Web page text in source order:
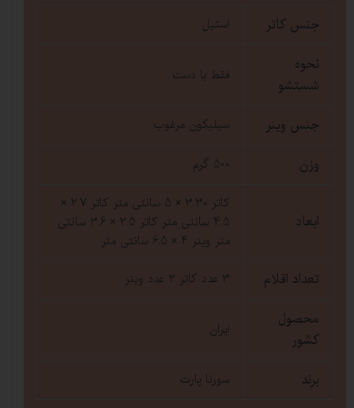
جنس کاتر استیل
نحوه
شستشو
فقط با دست
جنس وینر سیلیکون مرغوب
وزن 500 گرم
ابعاد
کاتر 3.30 × 5 سانتی متر کاتر 2.7 ×
4.5 سانتی متر کاتر 2.5 × 3.6 سانتی
متر وینر 4 × 6.5 سانتی متر
تعداد اقلام 3 عدد کاتر 2 عدد وینر
محصول
کشور
ایران
برند سورنا پارت